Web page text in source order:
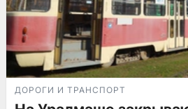
ДОРОГИ И ТРАНСПОРТ